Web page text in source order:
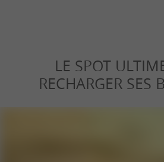
LE SPOT
RECHARGER SES